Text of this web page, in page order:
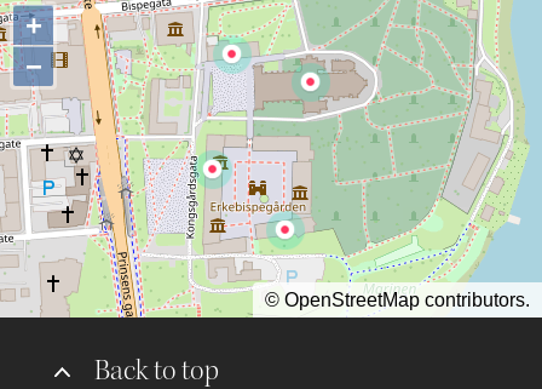
Back to top
+
−
© OpenStreetMap contributors.